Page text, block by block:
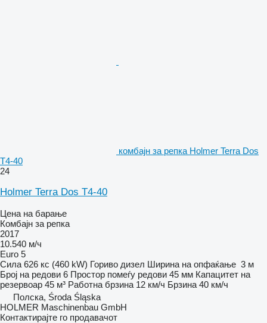
комбајн за репка Holmer Terra Dos
T4-40
24
Holmer Terra Dos T4-40
Цена на барање
Комбајн за репка
2017
10.540 м/ч
Euro 5
Сила 626 кс (460 kW) Гориво дизел Ширина на опфаќање 3 м
Број на редови 6 Простор помеѓу редови 45 мм Капацитет на
резервоар 45 м³ Работна брзина 12 км/ч Брзина 40 км/ч
Полска, Środa Śląska
HOLMER Maschinenbau GmbH
Контактирајте го продавачот